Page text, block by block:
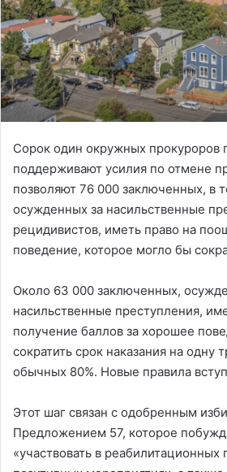
Сорок один окружных прокуроров
поддерживают усилия по отмене
позволяют 76 000 заключенных, в
осужденных за насильственные
рецидивистов, иметь право на
поведение, которое могло бы
Около 63 000 заключенных,
насильственные преступления,
получение баллов за хорошее
сократить срок наказания на одну
обычных 80%. Новые правила
Этот шаг связан с одобренным
Предложением 57, которое
«участвовать в реабилитационных